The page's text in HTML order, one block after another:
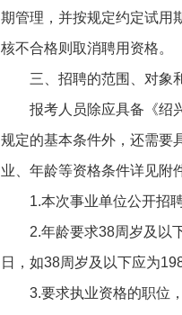
期管理，并按规定约定试用
核不合格则取消聘用资格。
三、招聘的范围、对象
报考人员除应具备《绍
规定的基本条件外，还需要
业、年龄等资格条件详见附
1.本次事业单位公开招
2.年龄要求38周岁及以
日，如38周岁及以下应为
3.要求执业资格的职位